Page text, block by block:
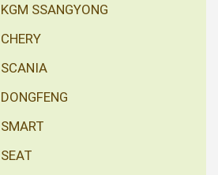
SSANGYONG